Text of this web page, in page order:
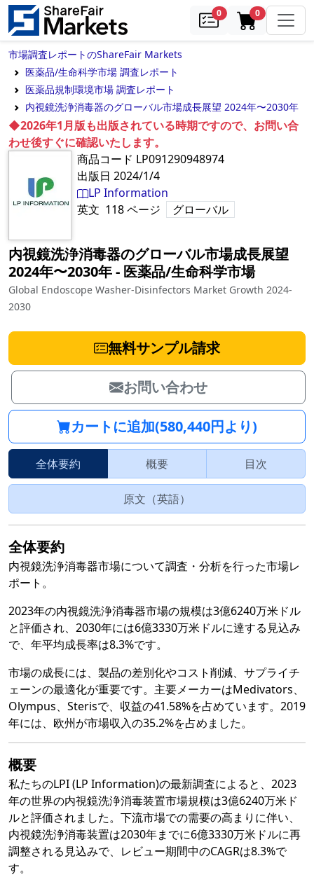
0samples0in cart
市場調査レポートのShareFair Markets
医薬品/生命科学市場 調査レポート
医薬品規制環境市場 調査レポート
内視鏡洗浄消毒器のグローバル市場成長展望 2024年〜2030年
◆2026年1月版も出版されている時期ですので、お問い合
わせ後すぐに確認いたします。
商品コード LP091290948974
出版日 2024/1/4
LP Information
英文 118ページ グローバル
内視鏡洗浄消毒器のグローバル市場成長展望
2024年〜2030年‐ 医薬品/生命科学市場
Global Endoscope Washer-Disinfectors Market Growth 2024-
2030
無料サンプル請求
お問い合わせ
カートに追加(580,440円より)
全体要約 概要 目次
原文（英語）
全体要約
内視鏡洗浄消毒器市場について調査・分析を行った市場レ
ポート。
2023年の内視鏡洗浄消毒器市場の規模は3億6240万米ドル
と評価され、2030年には6億3330万米ドルに達する見込み
で、年平均成長率は8.3%です。
市場の成長には、製品の差別化やコスト削減、サプライチ
ェーンの最適化が重要です。主要メーカーはMedivators、
Olympus、Sterisで、収益の41.58%を占めています。2019
年には、欧州が市場収入の35.2%を占めました。
概要
私たちのLPI (LP Information)の最新調査によると、2023
年の世界の内視鏡洗浄消毒装置市場規模は3億6240万米ド
ルと評価されました。下流市場での需要の高まりに伴い、
内視鏡洗浄消毒装置は2030年までに6億3330万米ドルに再
調整される見込みで、レビュー期間中のCAGRは8.3%で
す。